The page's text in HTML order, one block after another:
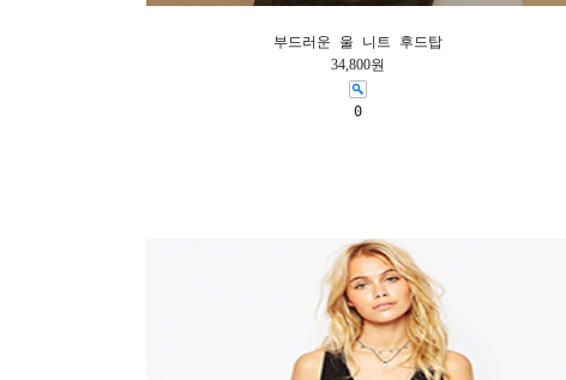
부드러운 울 니트 후드탑
34,800원
0